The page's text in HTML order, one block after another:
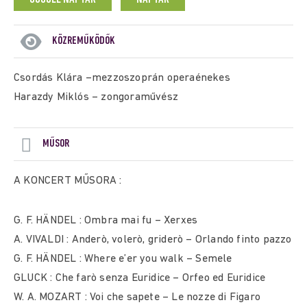
KÖZREMŰKÖDŐK
Csordás Klára –mezzoszoprán operaénekes
Harazdy Miklós – zongoraművész
MŰSOR
A KONCERT MŰSORA :
G. F. HÄNDEL : Ombra mai fu – Xerxes
A. VIVALDI : Anderò, volerò, griderò – Orlando finto pazzo
G. F. HÄNDEL : Where e’er you walk – Semele
GLUCK : Che farò senza Euridice – Orfeo ed Euridice
W. A. MOZART : Voi che sapete – Le nozze di Figaro